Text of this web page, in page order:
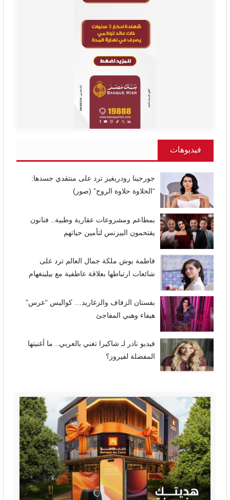
فيديوهات
جورجينا رودريغيز ترد على منتقدي جسدها:
“الحلاوة حلاوة الروح” (صور)
بمطاعم ومشروعات عقارية وطبية.. فنانون
يقتحمون البيزنس لتأمين حياتهم
فاطمة بوش ملكة جمال العالم ترد على
شائعات ارتباطها بعلاقة عاطفية مع بيلينغهام
بفستان الزفاف والزغاريد… كواليس “عرس”
هيفاء وهبي المفاجئ
فيديو نادر لـ شاكيرا تغني بالعربي.. ما أغنيتها
المفضلة لفيروز؟